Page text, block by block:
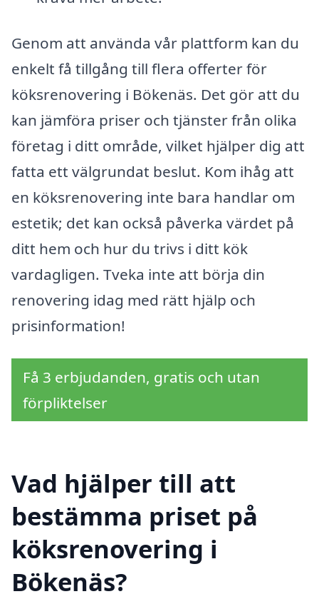
Genom att använda vår plattform kan du
enkelt få tillgång till flera offerter för
köksrenovering i Bökenäs. Det gör att du
kan jämföra priser och tjänster från olika
företag i ditt område, vilket hjälper dig att
fatta ett välgrundat beslut. Kom ihåg att
en köksrenovering inte bara handlar om
estetik; det kan också påverka värdet på
ditt hem och hur du trivs i ditt kök
vardagligen. Tveka inte att börja din
renovering idag med rätt hjälp och
prisinformation!
Få 3 erbjudanden, gratis och utan
förpliktelser
Vad hjälper till att
bestämma priset på
köksrenovering i
Bökenäs?